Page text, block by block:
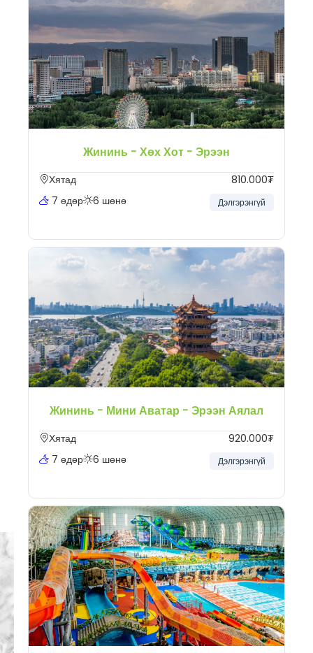
Жининь - Хөх Хот - Эрээн
Хятад
7 өдөр
6 шөнө
810.000₮
Дэлгэрэнгүй
Жининь - Мини Аватар - Эрээн Аялал
Хятад
7 өдөр
6 шөнө
920.000₮
Дэлгэрэнгүй